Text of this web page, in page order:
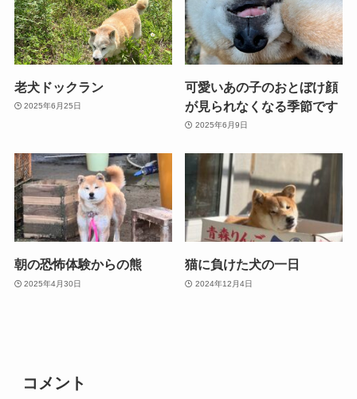
老犬ドックラン
2025年6月25日
可愛いあの子のおとぼけ顔
が見られなくなる季節です
2025年6月9日
朝の恐怖体験からの熊
2025年4月30日
猫に負けた犬の一日
2024年12月4日
コメント